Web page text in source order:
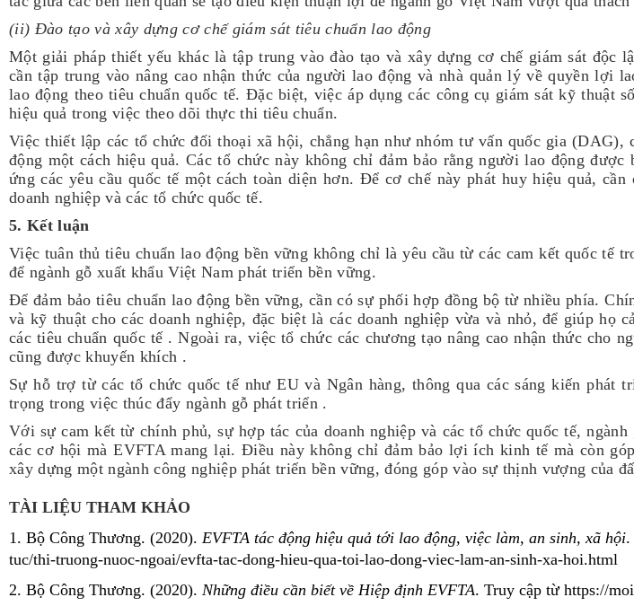
(ii) Đào tạo và xây dựng cơ chế giám sát tiêu chuẩn lao động
Một giải pháp thiết yếu khác là tập trung vào đào tạo và xây dựng cơ chế giám sát độc
cần tập trung vào nâng cao nhận thức của người lao động và nhà quản lý về quyền lợi
lao động theo tiêu chuẩn quốc tế. Đặc biệt, việc áp dụng các công cụ giám sát kỹ thuật
hiệu quả trong việc theo dõi thực thi tiêu chuẩn.
Việc thiết lập các tổ chức đối thoại xã hội, chẳng hạn như nhóm tư vấn quốc gia (DAG),
động một cách hiệu quả. Các tổ chức này không chỉ đảm bảo rằng người lao động được
ứng các yêu cầu quốc tế một cách toàn diện hơn. Để cơ chế này phát huy hiệu quả,
doanh nghiệp và các tổ chức quốc tế.
5. Kết luận
Việc tuân thủ tiêu chuẩn lao động bền vững không chỉ là yêu cầu từ các cam kết quốc tế
để ngành gỗ xuất khẩu Việt Nam phát triển bền vững.
Để đảm bảo tiêu chuẩn lao động bền vững, cần có sự phối hợp đồng bộ từ nhiều phía.
và kỹ thuật cho các doanh nghiệp, đặc biệt là các doanh nghiệp vừa và nhỏ, để giúp họ
các tiêu chuẩn quốc tế . Ngoài ra, việc tổ chức các chương tạo nâng cao nhận thức cho
cũng được khuyến khích .
Sự hỗ trợ từ các tổ chức quốc tế như EU và Ngân hàng, thông qua các sáng kiến phát
trọng trong việc thúc đẩy ngành gỗ phát triển .
Với sự cam kết từ chính phủ, sự hợp tác của doanh nghiệp và các tổ chức quốc tế,
các cơ hội mà EVFTA mang lại. Điều này không chỉ đảm bảo lợi ích kinh tế mà còn
xây dựng một ngành công nghiệp phát triển bền vững, đóng góp vào sự thịnh vượng của
TÀI LIỆU THAM KHẢO
1. Bộ Công Thương. (2020). EVFTA tác động hiệu quả tới lao động, việc làm, an sinh, xã hội.
tuc/thi-truong-nuoc-ngoai/evfta-tac-dong-hieu-qua-toi-lao-dong-viec-lam-an-sinh-xa-hoi.html
2. Bộ Công Thương. (2020). Những điều cần biết về Hiệp định EVFTA. Truy cập từ https://